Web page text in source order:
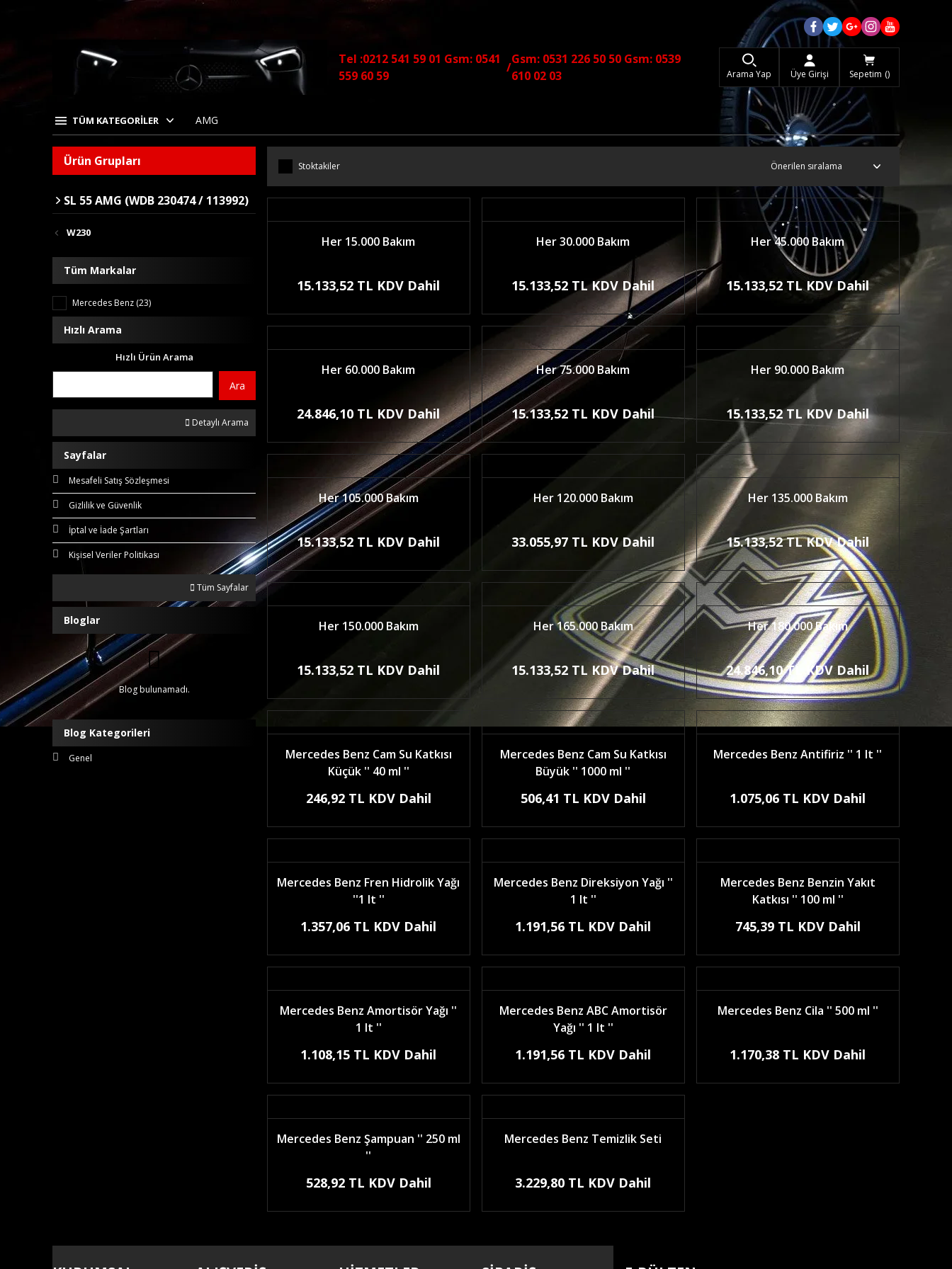
Tel :0212 541 59 01 Gsm: 0541
559 60 59
/
Gsm: 0531 226 50 50 Gsm: 0539
610 02 03
Arama Yap Üye Girişi Sepetim
TÜM KATEGORİLER AMG
Ürün Grupları
SL 55 AMG (WDB 230474 / 113992)
W230
Tüm Markalar
Mercedes Benz (23)
Hızlı Arama
Hızlı Ürün Arama
Ara
Detaylı Arama
Sayfalar
Mesafeli Satış Sözleşmesi
Gizlilik ve Güvenlik
İptal ve İade Şartları
Kişisel Veriler Politikası
Tüm Sayfalar
Bloglar
Blog bulunamadı.
Blog Kategorileri
Genel
Stoktakiler
Her 15.000 Bakım
15.133,52 TL KDV Dahil
Her 30.000 Bakım
15.133,52 TL KDV Dahil
Her 45.000 Bakım
15.133,52 TL KDV Dahil
Her 60.000 Bakım
24.846,10 TL KDV Dahil
Her 75.000 Bakım
15.133,52 TL KDV Dahil
Her 90.000 Bakım
15.133,52 TL KDV Dahil
Her 105.000 Bakım
15.133,52 TL KDV Dahil
Her 120.000 Bakım
33.055,97 TL KDV Dahil
Her 135.000 Bakım
15.133,52 TL KDV Dahil
Her 150.000 Bakım
15.133,52 TL KDV Dahil
Her 165.000 Bakım
15.133,52 TL KDV Dahil
Her 180.000 Bakım
24.846,10 TL KDV Dahil
Mercedes Benz Cam Su Katkısı
Küçük '' 40 ml ''
246,92 TL KDV Dahil
Mercedes Benz Cam Su Katkısı
Büyük '' 1000 ml ''
506,41 TL KDV Dahil
Mercedes Benz Antifiriz '' 1 lt ''
1.075,06 TL KDV Dahil
Mercedes Benz Fren Hidrolik Yağı
''1 lt ''
1.357,06 TL KDV Dahil
Mercedes Benz Direksiyon Yağı ''
1 lt ''
1.191,56 TL KDV Dahil
Mercedes Benz Benzin Yakıt
Katkısı '' 100 ml ''
745,39 TL KDV Dahil
Mercedes Benz Amortisör Yağı ''
1 lt ''
1.108,15 TL KDV Dahil
Mercedes Benz ABC Amortisör
Yağı '' 1 lt ''
1.191,56 TL KDV Dahil
Mercedes Benz Cila '' 500 ml ''
1.170,38 TL KDV Dahil
Mercedes Benz Şampuan '' 250 ml
''
528,92 TL KDV Dahil
Mercedes Benz Temizlik Seti
3.229,80 TL KDV Dahil